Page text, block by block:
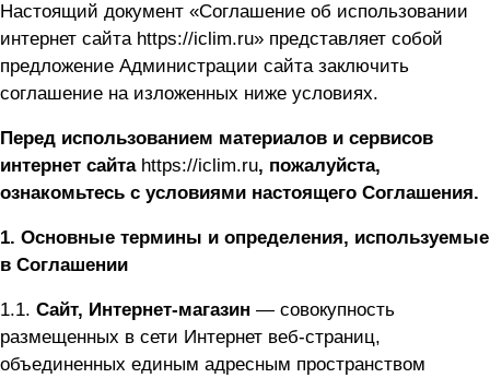
Настоящий документ «Соглашение об использовании
интернет сайта https://iclim.ru» представляет собой
предложение Администрации сайта заключить
соглашение на изложенных ниже условиях.
Перед использованием материалов и сервисов
интернет сайта https://iclim.ru, пожалуйста,
ознакомьтесь с условиями настоящего Соглашения.
1. Основные термины и определения, используемые
в Соглашении
1.1. Сайт, Интернет-магазин — совокупность
размещенных в сети Интернет веб-страниц,
объединенных единым адресным пространством